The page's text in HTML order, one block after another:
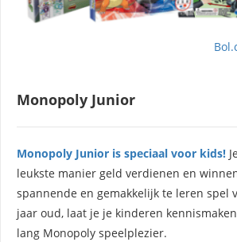
Monopoly Junior
Monopoly Junior is speciaal voor kids!
leukste manier geld verdienen en
spannende en gemakkelijk te leren spel
jaar oud, laat je je kinderen
lang Monopoly speelplezier.